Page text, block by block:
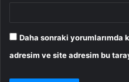
Daha sonraki yorumlarımda
adresim ve site adresim bu